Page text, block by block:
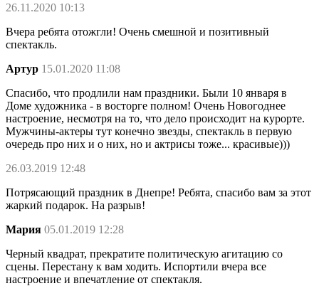
26.11.2020 10:13
Вчера ребята отожгли! Очень смешной и позитивный
спектакль.
Артур 15.01.2020 11:08
Спасибо, что продлили нам праздники. Были 10 января в
Доме художника - в восторге полном! Очень Новогоднее
настроение, несмотря на то, что дело происходит на курорте.
Мужчины-актеры тут конечно звезды, спектакль в первую
очередь про них и о них, но и актрисы тоже... красивые)))
26.03.2019 12:48
Потрясающий праздник в Днепре! Ребята, спасибо вам за этот
жаркий подарок. На разрыв!
Мария 05.01.2019 12:28
Черный квадрат, прекратите политическую агитацию со
сцены. Перестану к вам ходить. Испортили вчера все
настроение и впечатление от спектакля.